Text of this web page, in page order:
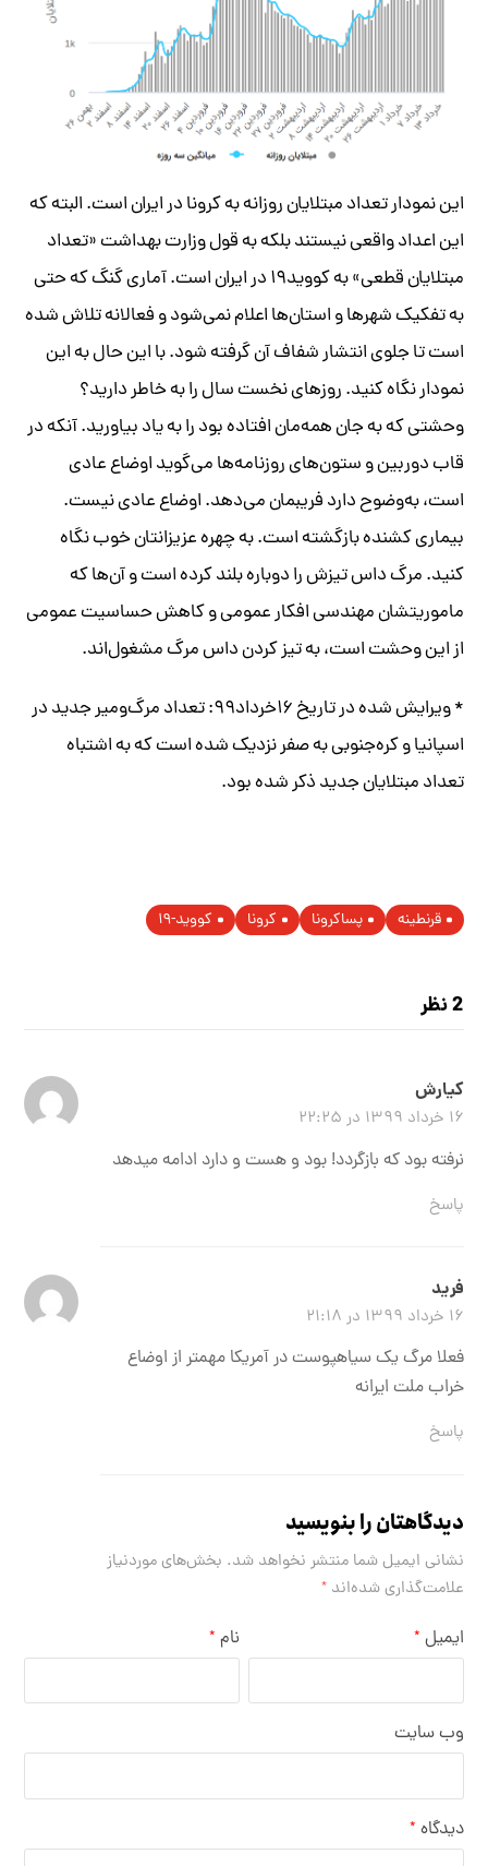
این نمودار تعداد مبتلایان روزانه به کرونا در ایران است. البته که
این اعداد واقعی نیستند بلکه به قول وزارت بهداشت «تعداد
مبتلایان قطعی» به کووید۱۹ در ایران است. آماری گنگ که حتی
به تفکیک شهرها و استان‌ها اعلام نمی‌شود و فعالانه تلاش شده
است تا جلوی انتشار شفاف آن گرفته شود. با این حال به این
نمودار نگاه کنید. روزهای نخست سال را به خاطر دارید؟
وحشتی که به جان همه‌مان افتاده بود را به یاد بیاورید. آنکه در
قاب دوربین و ستون‌های روزنامه‌ها می‌گوید اوضاع عادی
است، به‌وضوح دارد فریبمان می‌دهد. اوضاع عادی نیست.
بیماری کشنده بازگشته است. به چهره عزیزانتان خوب نگاه
کنید. مرگ داس تیزش را دوباره بلند کرده است و آن‌ها که
ماموریتشان مهندسی افکار عمومی و کاهش حساسیت عمومی
از این وحشت است، به تیز کردن داس مرگ مشغول‌اند.
* ویرایش شده در تاریخ ۱۶خرداد۹۹: تعداد مرگ‌ومیر جدید در
اسپانیا و کره‌جنوبی به صفر نزدیک شده است که به اشتباه
تعداد مبتلایان جدید ذکر شده بود.
قرنطینه پساکرونا کرونا کووید-۱۹
2 نظر
کیارش
۱۶ خرداد ۱۳۹۹ در ۲۲:۲۵
نرفته بود که بازگردد! بود و هست و دارد ادامه میدهد
پاسخ
فرید
۱۶ خرداد ۱۳۹۹ در ۲۱:۱۸
فعلا مرگ یک سیاهپوست در آمریکا مهمتر از اوضاع
خراب ملت ایرانه
پاسخ
دیدگاهتان را بنویسید
نشانی ایمیل شما منتشر نخواهد شد. بخش‌های موردنیاز
علامت‌گذاری شده‌اند*
نام * ایمیل *
وب‌ سایت
دیدگاه *